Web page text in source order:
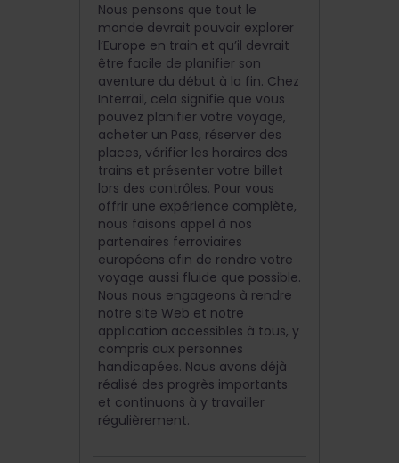
Nous pensons que tout le
monde devrait pouvoir explorer
l’Europe en train et qu’il devrait
être facile de planifier son
aventure du début à la fin. Chez
Interrail, cela signifie que vous
pouvez planifier votre voyage,
acheter un Pass, réserver des
places, vérifier les horaires des
trains et présenter votre billet
lors des contrôles. Pour vous
offrir une expérience complète,
nous faisons appel à nos
partenaires ferroviaires
européens afin de rendre votre
voyage aussi fluide que possible.
Nous nous engageons à rendre
notre site Web et notre
application accessibles à tous, y
compris aux personnes
handicapées. Nous avons déjà
réalisé des progrès importants
et continuons à y travailler
régulièrement.